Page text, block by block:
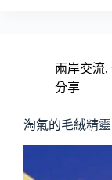
兩岸交流,
分享
淘氣的毛絨精